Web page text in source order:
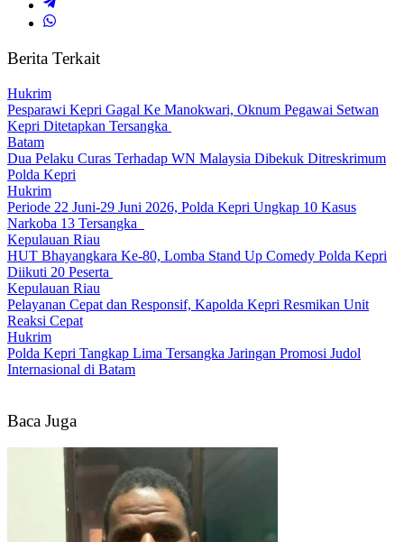
Berita Terkait
Hukrim
Pesparawi Kepri Gagal Ke Manokwari, Oknum Pegawai Setwan
Kepri Ditetapkan Tersangka
Batam
Dua Pelaku Curas Terhadap WN Malaysia Dibekuk Ditreskrimum
Polda Kepri
Hukrim
Periode 22 Juni-29 Juni 2026, Polda Kepri Ungkap 10 Kasus
Narkoba 13 Tersangka ‎
Kepulauan Riau
HUT Bhayangkara Ke-80, Lomba Stand Up Comedy Polda Kepri
Diikuti 20 Peserta
Kepulauan Riau
Pelayanan Cepat dan Responsif, Kapolda Kepri Resmikan Unit
Reaksi Cepat
Hukrim
Polda Kepri Tangkap Lima Tersangka Jaringan Promosi Judol
Internasional di Batam
Baca Juga